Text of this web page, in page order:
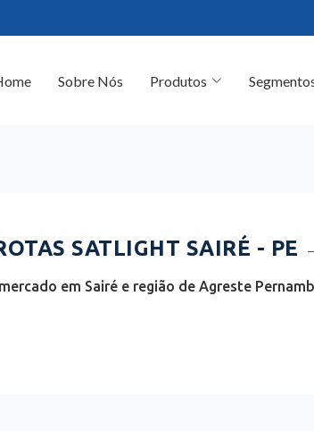
Sobre Nós Produtos
SATLIGHT SAIRÉ - PE
em Sairé e região de Agreste